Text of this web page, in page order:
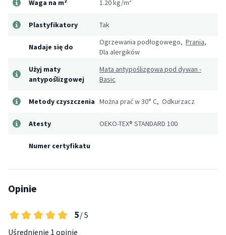
Waga na m² 1.20 kg/m²
Plastyfikatory Tak
Nadaje się do
Ogrzewania podłogowego, Prania,
Dla alergików
Użyj maty
antypoślizgowej
Mata antypoślizgowa pod dywan -
Basic
Metody czyszczenia Można prać w 30° C, Odkurzacz
Atesty OEKO-TEX® STANDARD 100
Numer certyfikatu
Opinie
5/ 5
Uśrednienie 1 opinie